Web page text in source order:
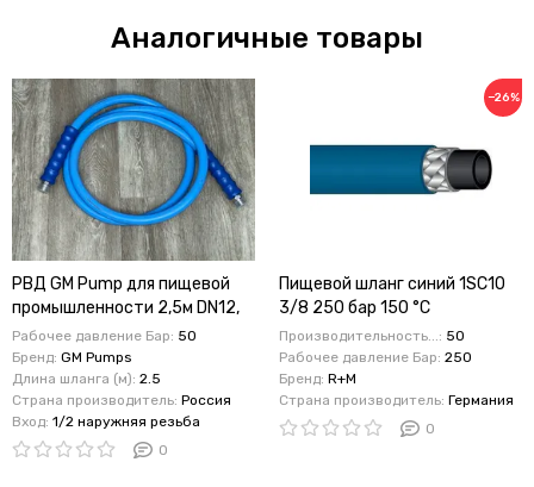
Аналогичные товары
РВД GM Pump для пищевой
промышленности 2,5м DN12,
50 бар, 70 °C, с фитингами из
нерж. (Г-Г) 1/2
Рабочее давление Бар: 50
Бренд: GM Pumps
Длина шланга (м): 2.5
Страна производитель: Россия
Вход: 1/2 наружняя резьба
0
−26%
Пищевой шланг синий 1SC10
3/8 250 бар 150 °C
Производительность...: 50
Рабочее давление Бар: 250
Бренд: R+M
Страна производитель: Германия
0